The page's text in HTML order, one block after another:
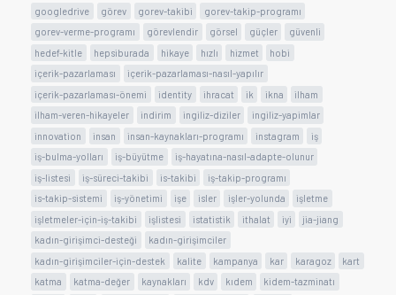
googledrive
görev gorev-takibi
gorev-takip-programı
gorev-verme-programı
görevlendir görsel güçler
güvenli
hedef-kitle
hepsiburada hikaye hızlı hizmet
hobi
içerik-pazarlaması
içerik-pazarlaması-nasıl-yapılır
içerik-pazarlaması-önemi
identity ihracat ik ikna
ilham
ilham-veren-hikayeler
indirim ingiliz-diziler
ingiliz-yapimlar
innovation
insan insan-kaynakları-programı instagram
iş
iş-bulma-yolları
iş-büyütme
iş-hayatına-nasıl-adapte-olunur
iş-listesi
iş-süreci-takibi is-takibi
iş-takip-programı
is-takip-sistemi
iş-yönetimi işe isler işler-yolunda
işletme
işletmeler-için-iş-takibi
işlistesi istatistik ithalat iyi
jia-jiang
kadın-girişimci-desteği
kadın-girişimciler
kadın-girişimciler-için-destek
kalite kampanya kar karagoz
kart
katma
katma-değer kaynakları kdv kıdem
kidem-tazminatı